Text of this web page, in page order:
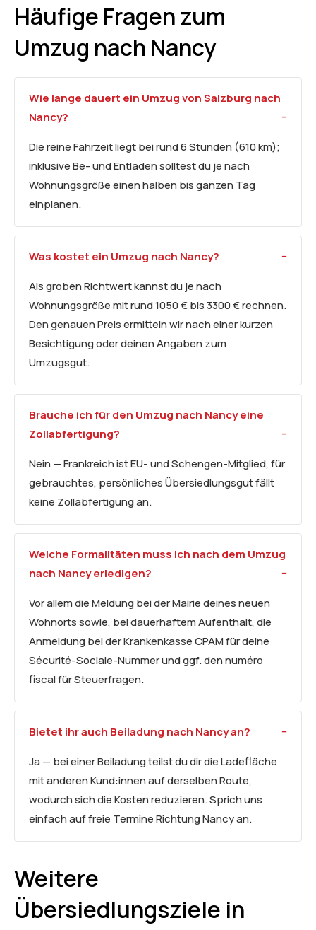
Häufige Fragen zum
Umzug nach Nancy
Wie lange dauert ein Umzug von Salzburg nach
Nancy?
Die reine Fahrzeit liegt bei rund 6 Stunden (610 km);
inklusive Be- und Entladen solltest du je nach
Wohnungsgröße einen halben bis ganzen Tag
einplanen.
Was kostet ein Umzug nach Nancy?
Als groben Richtwert kannst du je nach
Wohnungsgröße mit rund 1050 € bis 3300 € rechnen.
Den genauen Preis ermitteln wir nach einer kurzen
Besichtigung oder deinen Angaben zum
Umzugsgut.
Brauche ich für den Umzug nach Nancy eine
Zollabfertigung?
Nein — Frankreich ist EU- und Schengen-Mitglied, für
gebrauchtes, persönliches Übersiedlungsgut fällt
keine Zollabfertigung an.
Welche Formalitäten muss ich nach dem Umzug
nach Nancy erledigen?
Vor allem die Meldung bei der Mairie deines neuen
Wohnorts sowie, bei dauerhaftem Aufenthalt, die
Anmeldung bei der Krankenkasse CPAM für deine
Sécurité-Sociale-Nummer und ggf. den numéro
fiscal für Steuerfragen.
Bietet ihr auch Beiladung nach Nancy an?
Ja — bei einer Beiladung teilst du dir die Ladefläche
mit anderen Kund:innen auf derselben Route,
wodurch sich die Kosten reduzieren. Sprich uns
einfach auf freie Termine Richtung Nancy an.
Weitere
Übersiedlungsziele in